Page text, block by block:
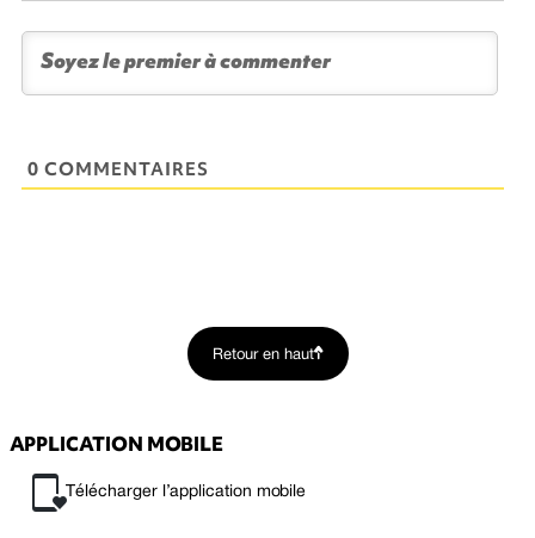
0 COMMENTAIRES
Retour en haut
APPLICATION MOBILE
Télécharger l’application mobile